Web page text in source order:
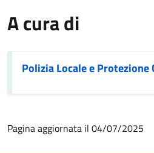
A cura di
Polizia Locale e Protezione
Pagina aggiornata il 04/07/2025